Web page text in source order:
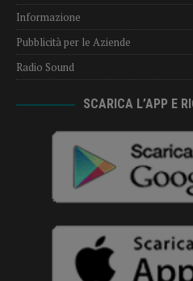
Informazione
Pubblicità per le Aziende
Radio Sound
SCARICA L’APP E